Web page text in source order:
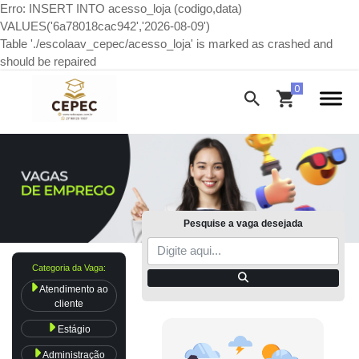
Erro: INSERT INTO acesso_loja (codigo,data)
VALUES('6a78018cac942','2026-08-09')
Table './escolaav_cepec/acesso_loja' is marked as crashed and
should be repaired
Pesquise a vaga desejada
Categoria da Vaga:
Atendimento ao
cliente
Estágio
Administração